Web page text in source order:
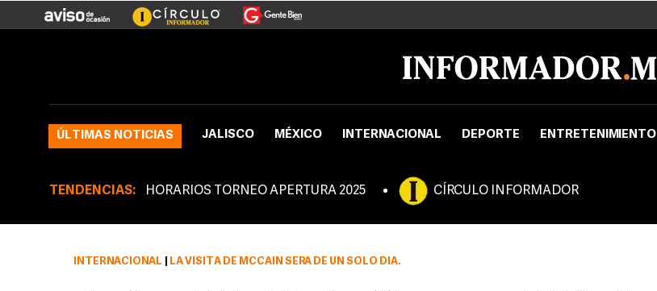
ÚLTIMAS NOTICIAS JALISCO MÉXICO INTERNACIONAL DEPORTE ENTRETENIMIENTO
TENDENCIAS: HORARIOS TORNEO APERTURA 2025 CÍRCULO INFORMADOR
INTERNACIONAL LA VISITA DE MCCAIN SERÁ DE UN SOLO DÍA.